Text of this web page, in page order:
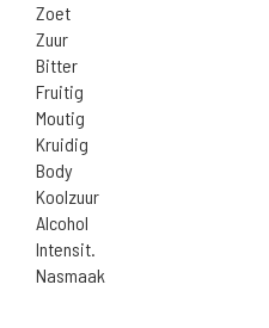
Zoet
Zuur
Bitter
Fruitig
Moutig
Kruidig
Body
Koolzuur
Alcohol
Intensit.
Nasmaak